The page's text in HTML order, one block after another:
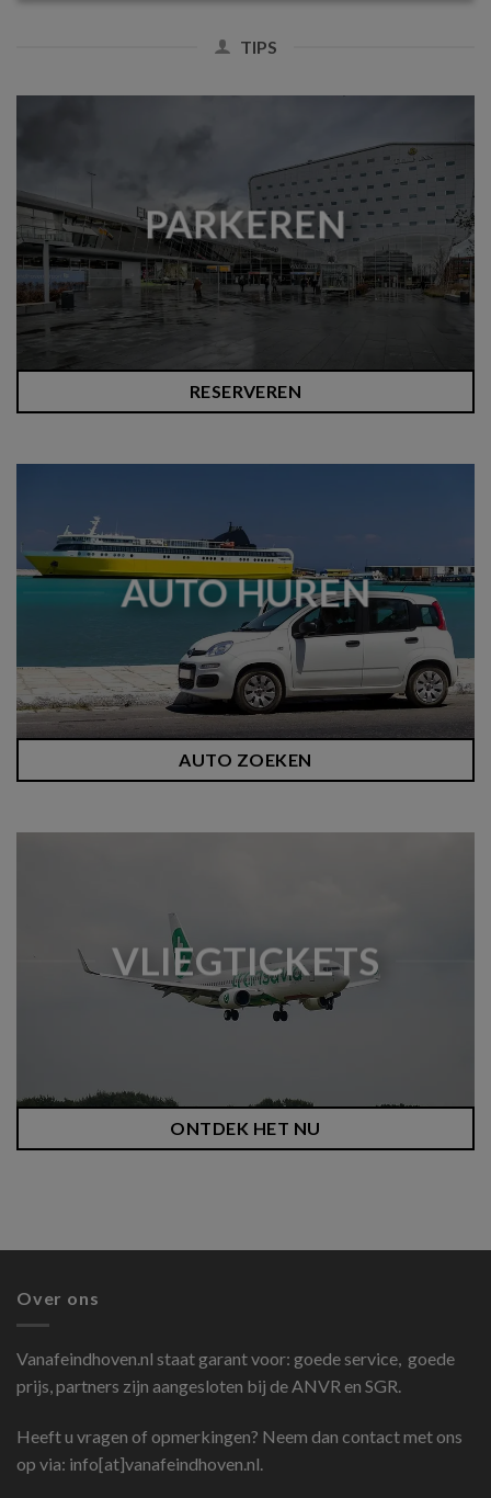
TIPS
PARKEREN
RESERVEREN
AUTO HUREN
AUTO ZOEKEN
VLIEGTICKETS
ONTDEK HET NU
Over ons
Vanafeindhoven.nl staat garant voor: goede service, goede
prijs, partners zijn aangesloten bij de ANVR en SGR.
Heeft u vragen of opmerkingen? Neem dan contact met ons
op via: info[at]vanafeindhoven.nl.